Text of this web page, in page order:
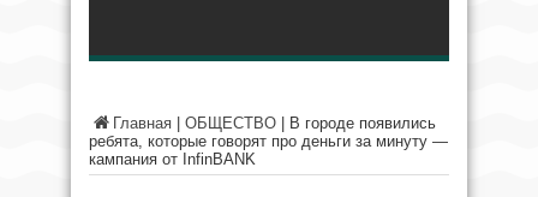
Главная ОБЩЕСТВО
В городе появились
ребята, которые говорят про деньги за минуту —
кампания от InfinBANK